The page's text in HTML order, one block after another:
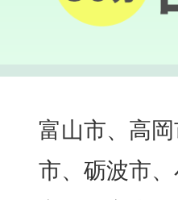
富山市、高
市、砺波市